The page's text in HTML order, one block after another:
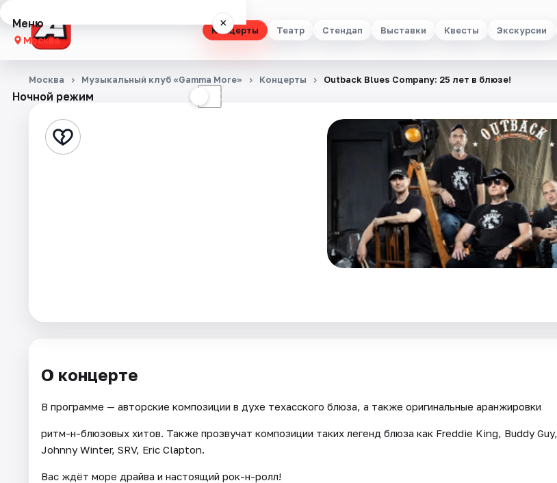
Концерты Театр Стендап Выставки Квесты Экскурсии
Меню ×
Москва
Концерты
Стендап
Площадки
Артисты
Рейтинги
Ночной режим ☾
Москва Музыкальный клуб «Gamma More» Концерты Outback Blues Company: 25 лет в блюзе!
О концерте
В программе — авторские композиции в духе техасского блюза, а также оригинальные аранжировки
ритм-н-блюзовых хитов. Также прозвучат композиции таких легенд блюза как Freddie King, Buddy Guy,
Johnny Winter, SRV, Eric Clapton.
Вас ждёт море драйва и настоящий рок-н-ролл!